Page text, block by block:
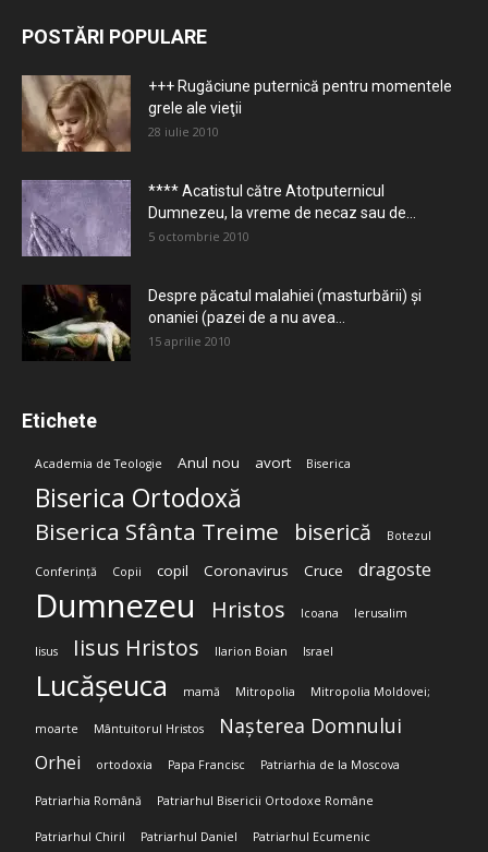
POSTĂRI POPULARE
+++ Rugăciune puternică pentru momentele
grele ale vieţii
28 iulie 2010
**** Acatistul către Atotputernicul
Dumnezeu, la vreme de necaz sau de...
5 octombrie 2010
Despre păcatul malahiei (masturbării) şi
onaniei (pazei de a nu avea...
15 aprilie 2010
Etichete
Academia de Teologie Anul nou avort Biserica
Biserica Ortodoxă
Biserica Sfânta Treime biserică Botezul
Conferință Copii copil Coronavirus Cruce dragoste
Dumnezeu Hristos Icoana Ierusalim
Iisus Iisus Hristos Ilarion Boian Israel
Lucășeuca mamă Mitropolia Mitropolia Moldovei;
moarte Mântuitorul Hristos Nașterea Domnului
Orhei ortodoxia Papa Francisc Patriarhia de la Moscova
Patriarhia Română Patriarhul Bisericii Ortodoxe Române
Patriarhul Chiril Patriarhul Daniel Patriarhul Ecumenic